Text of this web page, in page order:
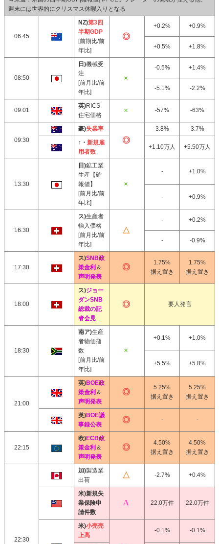
週末には世界的にクリスマス休暇入りとなる
06:45
NZ)第3四
半期GDP
[前期比/前
年比]
+0.2% +0.9%
+0.5% +1.8%
08:50
日)機械受
注
[前月比/前
年比]
-0.5% +1.4%
-5.1% -2.2%
09:01
英)RICS
住宅価格
-57% -63%
09:30
豪)失業率 3.8%
3.7%
↑・ 新規雇
用者数
+1.10万人 +5.50万人
13:30
日)鉱工業
生産【確
報値】
[前月比/前
年比]
- +1.0%
- +0.9%
16:30
ス)生産者
輸入価格
[前月比/前
年比]
- +0.2%
- -0.9%
17:30
ス)SNB政
策金利 ＆
声明発表
1.75%
据え置き
1.75%
据え置き
18:00
ス)ジョー
ダンSNB
総裁の記
者会見
要人発言
18:30
南ア)生産
者物価指
数
[前月比/前
年比]
+0.1% +1.0%
+5.5% +5.8%
21:00
英)BOE政
策金利 ＆
声明発表
5.25%
据え置き
5.25%
据え置き
英)BOE議
事録公表
- -
22:15
欧)ECB政
策金利 ＆
声明発表
4.50%
据え置き
4.50%
据え置き
22:30
加)製造業
出荷
-2.7% +0.4%
米)新規失
業保険申
請件数
22.0万件 22.0万件
米)小売売
上高
-0.1% -0.1%